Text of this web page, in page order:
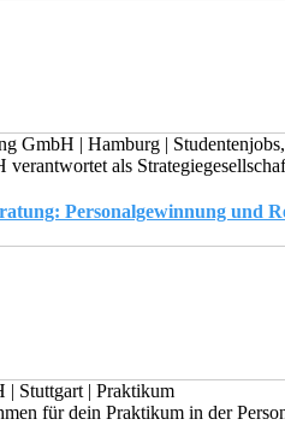
GmbH | Hamburg |
als
Personalgewinnung und
| Stuttgart | Praktikum
für dein Praktikum in der